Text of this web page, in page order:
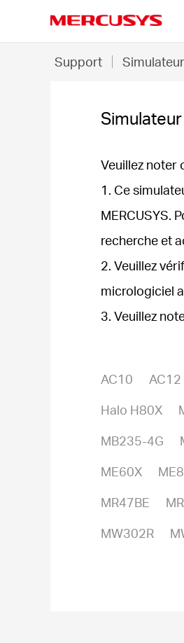
Support
Simulateur
Veuillez noter
1. Ce
MERCUSYS.
recherche et
2. Veuillez
micrologiciel
3. Veuillez
AC10 AC12
Halo H80X
MB235-4G
ME60X
MR47BE
MW302R